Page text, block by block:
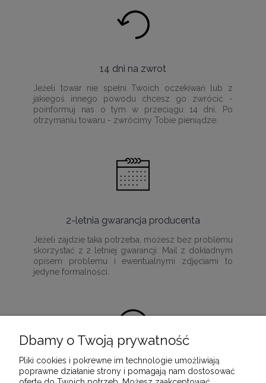
14 dni na zwrot
Jeżeli towar nie spełni Twoich oczekiwań lub z
jakiegoś innego powodu chcesz go zwrócić -
poinformuj nas o tym w przeciągu 14 dni. Po
otrzymaniu towaru - zwrócimy Tobie pieniądze.
2-letnia gwarancja producenta
Jeżeli zajdzie taka potrzeba, możesz bez problemu
skorzystać z 2 letniej gwarancji. Mail z dokładnym
opisem problemu i ewentualnymi zdjęciami to
jedyne formalności.
100% satysfakcji z zakupu
Dbamy o Twoją prywatność
Pliki cookies i pokrewne im technologie umożliwiają
poprawne działanie strony i pomagają nam dostosować